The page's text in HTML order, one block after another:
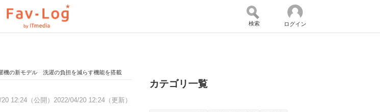
スマホと通信の最新トレンド 進化するPCとデバイスの未来
検索 ログイン
機の新モデル 洗濯の負担を減らす機能を搭載
12:24（公開） 2022/04/20 12:24（更新）
カテゴリ一覧